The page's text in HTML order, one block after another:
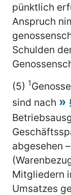
pünktlich
Anspruch
Schulden
(5) 1
sind nach
abgesehen
Mitgliedern
Umsatzes